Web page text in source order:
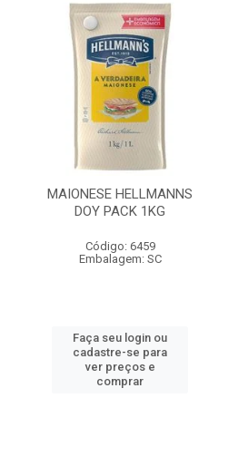
MAIONESE HELLMANNS
DOY PACK 1KG
Código: 6459
Embalagem: SC
Faça seu login ou
cadastre-se para
ver preços e
comprar